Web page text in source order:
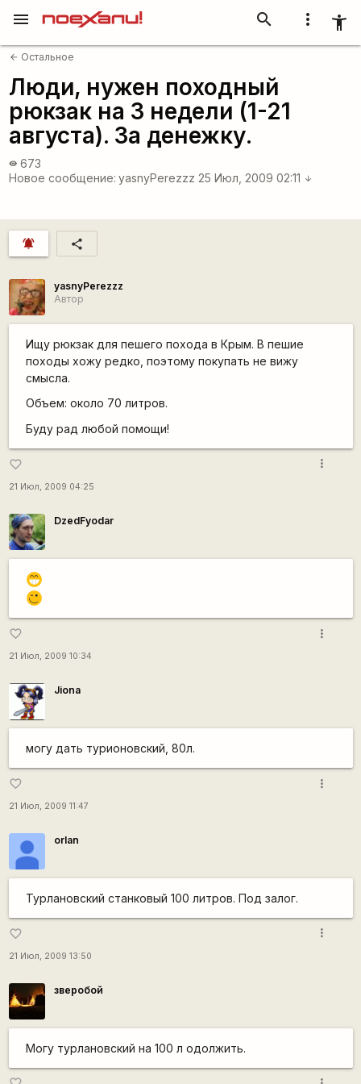
more_vert accessibility_new
search
menu
arrow_back Остальное
Люди, нужен походный
рюкзак на 3 недели (1-21
августа). За денежку.
visibility 673
Новое сообщение: yasnyPerezzz 25 Июл, 2009 02:11 arrow_downward
notifications_active share
yasnyPerezzz
Автор
Ищу рюкзак для пешего похода в Крым. В пешие
походы хожу редко, поэтому покупать не вижу
смысла.
Объем: около 70 литров.
Буду рад любой помощи!
favorite_border
21 Июл, 2009 04:25
more_vert
DzedFyodar
;D
,-)
favorite_border
21 Июл, 2009 10:34
more_vert
Jiona
могу дать турионовский, 80л.
favorite_border
21 Июл, 2009 11:47
more_vert
orlan
Турлановский станковый 100 литров. Под залог.
favorite_border
21 Июл, 2009 13:50
more_vert
зверобой
Могу турлановский на 100 л одолжить.